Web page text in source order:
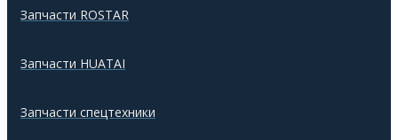
Запчасти ROSTAR
Запчасти HUATAI
Запчасти спецтехники